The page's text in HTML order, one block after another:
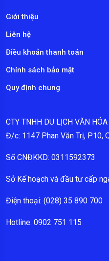
Giới thiệu
Liên hệ
Điều khoản thanh toán
Chính sách bảo mật
Quy định chung
CTY TNHH DU LỊCH VĂN
Đ/c: 1147 Phan Văn Trị, P.10,
Số CNĐKKD: 0311592373
Sở Kế hoạch và đầu tư cấp
Điện thoại: (028) 35 890 700
Hotline: 0902 751 115